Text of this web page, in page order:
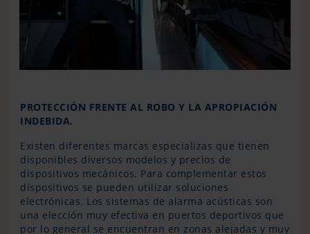
PROTECCIÓN FRENTE AL ROBO Y LA APROPIACIÓN
INDEBIDA.
Existen diferentes marcas especializas que tienen
disponibles diversos modelos y precios de
dispositivos mecánicos. Para complementar estos
dispositivos se pueden utilizar soluciones
electrónicas. Los sistemas de alarma acústicas son
una elección muy efectiva en puertos deportivos que
por lo general se encuentran en zonas alejadas y muy